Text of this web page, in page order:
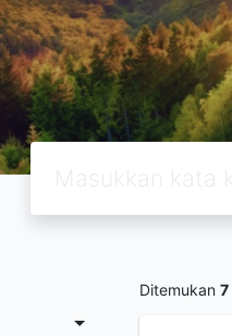
Ditemukan 7